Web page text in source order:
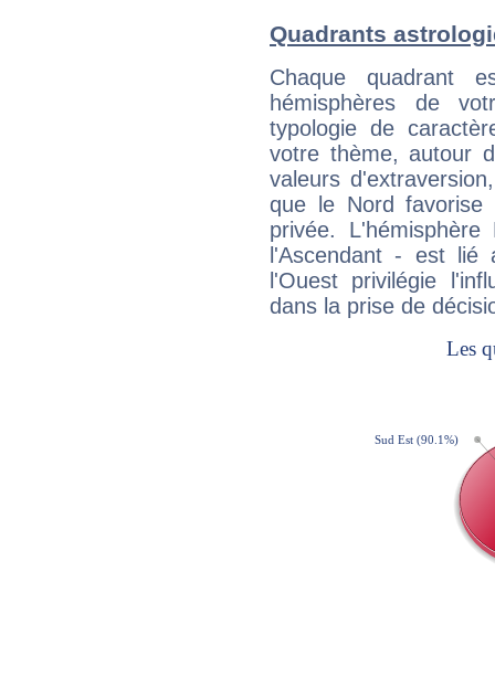
Quadrants
Chaque quadrant
hémisphères de
typologie de
votre thème, autour
valeurs
que le Nord favorise
privée.
l'Ascendant - est
l'Ouest privilégie
dans la prise de